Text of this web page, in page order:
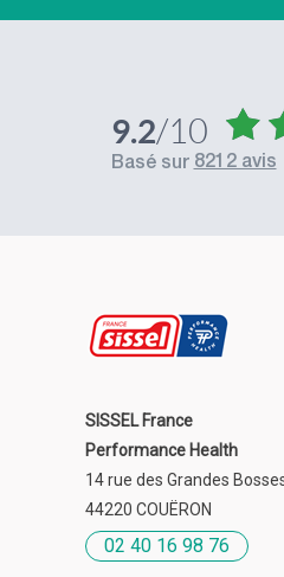
9.2/10
basé sur8212 avis
Excellents produits
SISSEL France
Performance Health
14 rue des Grandes
44220 COUËRON
02 40 16 98 76